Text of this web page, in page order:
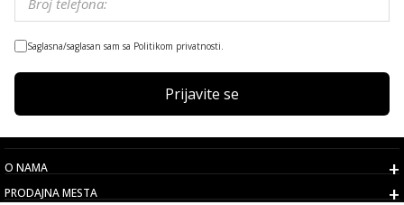
Saglasna/saglasan sam sa Politikom privatnosti.
Prijavite se
O NAMA
PRODAJNA MESTA